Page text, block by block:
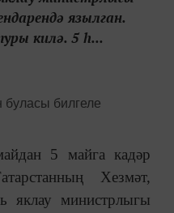
язылган.
килә. 5 һ...
5 майга кадәр
Хезмәт,
яклау министрлыгы